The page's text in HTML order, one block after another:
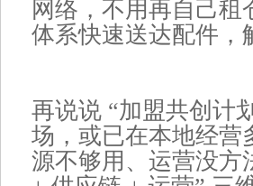
网络，不用再自己
体系快速送达配件，
再说说 “加盟共创计
场，或已在本地经营
源不够用、运营没方